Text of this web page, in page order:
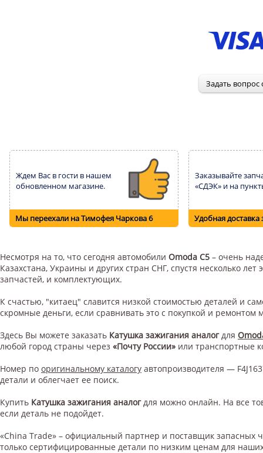
Ждем Вас в гости в нашем
обновленном магазине.
Мы переехали на Тимофея Чаркова 6
Заказывайте
«СДЭК» и на
Удобная доставка
Несмотря на то, что сегодня автомобили Omoda C5 – очень
Казахстана, Украины и других стран СНГ, спустя несколько
запчастей, и комплектующих.
К счастью, "китаец" славится низкой стоимостью деталей и
скромные деньги, если сравнивать это с покупкой и
Здесь Вы можете заказать Катушка зажигания аналогдля
любой город страны через «Почту России» или транспортные
Номер по оригинальному каталогу автопроизводителя —
детали и облегчает ее поиск.
Купить Катушка зажигания аналогдля можно онлайн. На все
если деталь не подойдет.
«China Trade» – официальный партнер и поставщик запасных
только сертифицированные детали по низким ценам для